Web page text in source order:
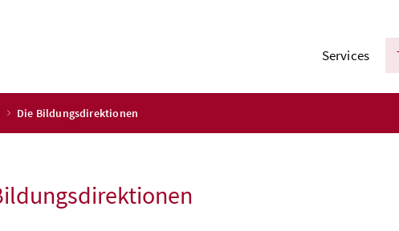
Services
Die Bildungsdirektionen